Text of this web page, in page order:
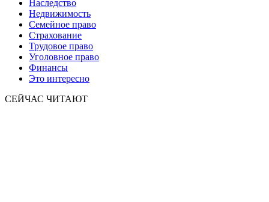
Наследство
Недвижимость
Семейное право
Страхование
Трудовое право
Уголовное право
Финансы
Это интересно
СЕЙЧАС ЧИТАЮТ